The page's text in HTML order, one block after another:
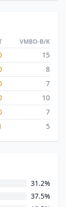
VMBO-B/K
15
8
7
10
7
5
31.2%
37.5%